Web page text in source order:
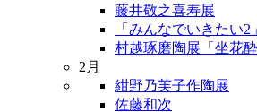
藤井敬之喜寿展
「みんなでいきたい2」
村越琢磨陶展「坐花酔
2月
紺野乃芙子作陶展
佐藤和次